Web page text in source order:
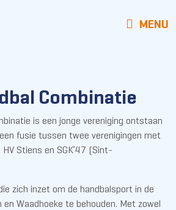
MENU
Combinatie
is een jonge vereniging ontstaan
fusie tussen twee verenigingen met
Stiens en SGK’47 (Sint-
zich inzet om de handbalsport in de
Waadhoeke te behouden. Met zowel